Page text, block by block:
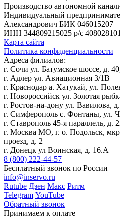
Производство автономной
Индивидуальный
Александрович БИК 046015207
ИНН 344809215025 р/с
Карта сайта
Политика конфиденциальности
Адреса филиалов:
г. Сочи ул. Батумское шоссе, д.
г. Адлер ул. Авиационная 3/1В
г. Краснодар а. Хатукай, ул.
г. Новороссийск ул. Золотая
г. Ростов-на-дону ул. Вавилова,
г. Симферополь с. Фонтаны, ул.
г. Ставрополь 45-я параллель, д.
г. Москва МО, г. о. Подольск,
проезд, д. 2
г. Донецк ул Воинская, д. 16.А
8 (800) 222-44-57
Бесплатный звонок по России
info@inservo.ru
Rutube Дзен Макс Ритм
Telegram YouTube
Обратный звонок
Принимаем к оплате